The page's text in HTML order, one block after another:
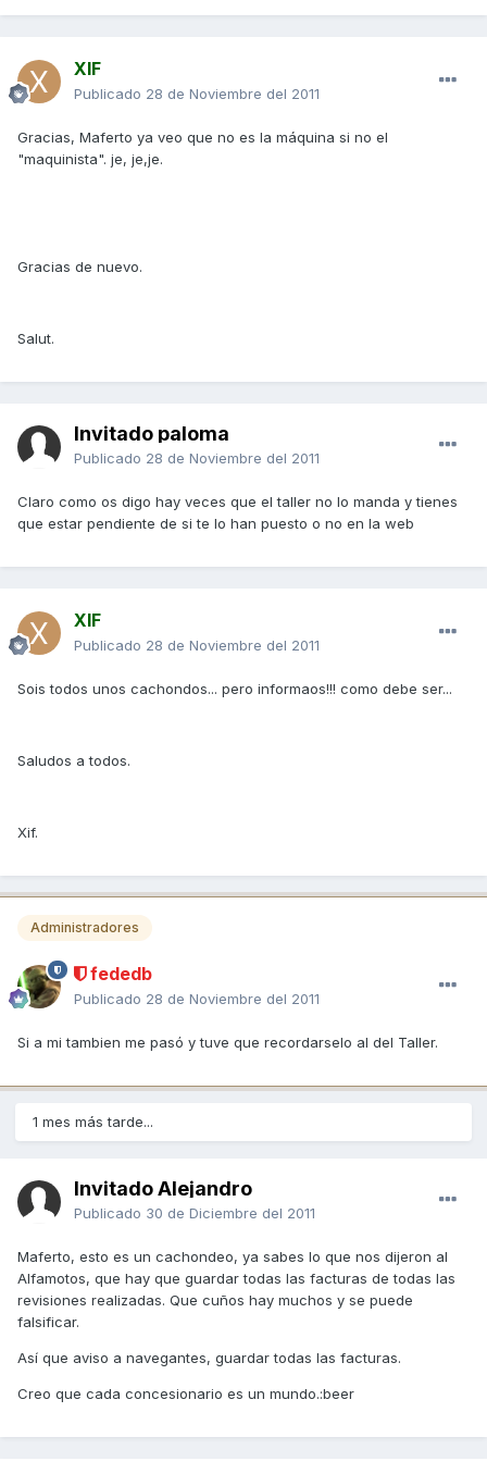
XIF
Publicado 28 de Noviembre del 2011
Gracias, Maferto ya veo que no es la máquina si no el
"maquinista". je, je,je.
Gracias de nuevo.
Salut.
Invitado paloma
Publicado 28 de Noviembre del 2011
Claro como os digo hay veces que el taller no lo manda y tienes
que estar pendiente de si te lo han puesto o no en la web
XIF
Publicado 28 de Noviembre del 2011
Sois todos unos cachondos... pero informaos!!! como debe ser...
Saludos a todos.
Xif.
Administradores
fededb
Publicado 28 de Noviembre del 2011
Si a mi tambien me pasó y tuve que recordarselo al del Taller.
1 mes más tarde...
Invitado Alejandro
Publicado 30 de Diciembre del 2011
Maferto, esto es un cachondeo, ya sabes lo que nos dijeron al
Alfamotos, que hay que guardar todas las facturas de todas las
revisiones realizadas. Que cuños hay muchos y se puede
falsificar.
Así que aviso a navegantes, guardar todas las facturas.
Creo que cada concesionario es un mundo.:beer